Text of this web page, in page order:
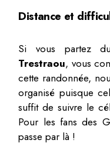
Distance et
Si vous partez
Trestraou, vous
cette randonnée,
organisé puisque
suffit de suivre le
Pour les fans des
passe par là !